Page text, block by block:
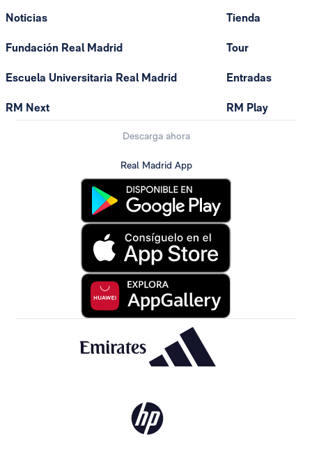
Noticias
Fundación Real Madrid
Escuela Universitaria Real Madrid
RM Next
Tienda
Tour
Entradas
RM Play
Descarga ahora
Real Madrid App